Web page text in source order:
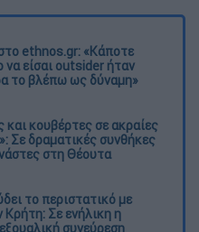
ethnos.gr: «Κάποτε
να είσαι outsider ήταν
το βλέπω ως δύναμη»
και κουβέρτες σε ακραίες
Σε δραματικές συνθήκες
στη Θέουτα
το περιστατικό με
Κρήτη: Σε ενήλικη η
συνεύρεση